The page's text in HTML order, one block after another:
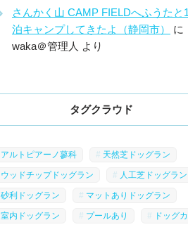
さんかく山 CAMP FIELDへふうたと1
泊キャンプしてきたよ（静岡市）
に
waka＠管理人 より
タグクラウド
アルトピアーノ蓼科 天然芝ドッグラン
ウッドチップドッグラン 人工芝ドッグラン
砂利ドッグラン マットありドッグラン
室内ドッグラン プールあり ドッグ